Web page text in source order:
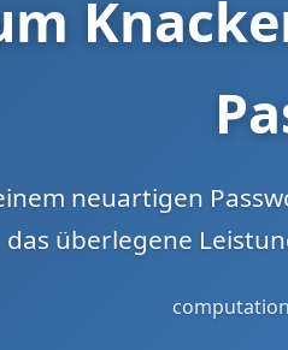
neuartigen
das überlegene